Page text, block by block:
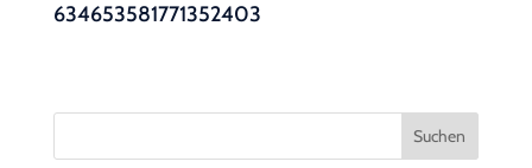
634653581771352403
Suchen